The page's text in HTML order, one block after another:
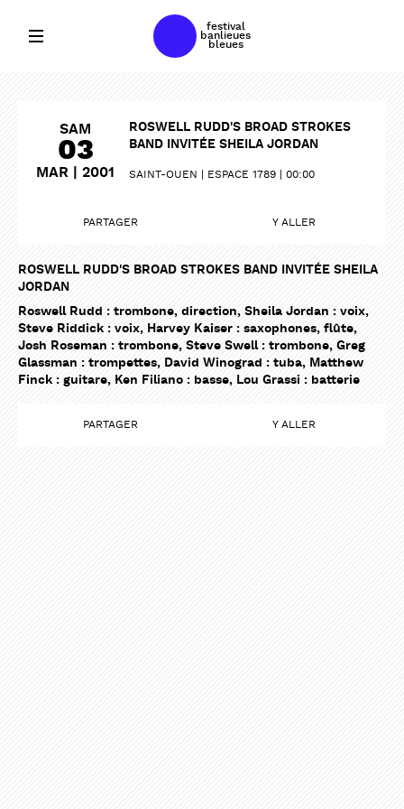
festival
banlieues
bleues
SAM
03
MAR | 2001
ROSWELL RUDD'S BROAD STROKES
BAND INVITÉE SHEILA JORDAN
SAINT-OUEN ESPACE 1789 00:00
PARTAGER Y ALLER
ROSWELL RUDD'S BROAD STROKES BAND INVITÉE SHEILA
JORDAN
Roswell Rudd : trombone, direction, Sheila Jordan : voix,
Steve Riddick : voix, Harvey Kaiser : saxophones, flûte,
Josh Roseman : trombone, Steve Swell : trombone, Greg
Glassman : trompettes, David Winograd : tuba, Matthew
Finck : guitare, Ken Filiano : basse, Lou Grassi : batterie
PARTAGER Y ALLER
PARTAGER
PARTAGER